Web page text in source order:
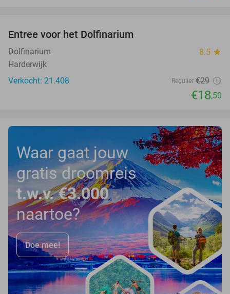
Entree voor het Dolfinarium
Dolfinarium 8.5 star
Harderwijk
Verkocht: 21.408
Regulier €29
€18,50
Waar gaat jouw
gratis droomreis
t.w.v. €3.000
naartoe?
Doe mee!